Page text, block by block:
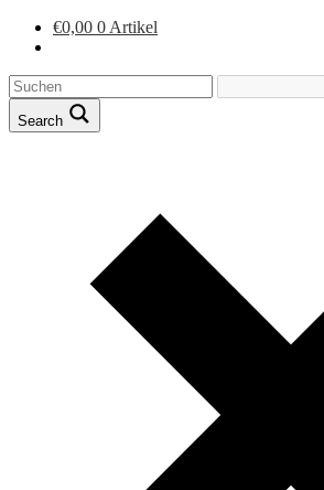
€0,00 0 Artikel
Search